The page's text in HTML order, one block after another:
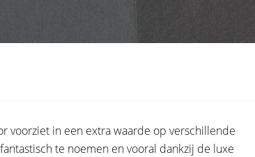
voorziet in een extra waarde op verschillende
te noemen en vooral dankzij de luxe